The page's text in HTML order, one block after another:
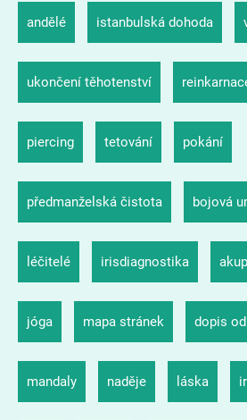
andělé istanbulská dohoda
ukončení těhotenství
piercing tetování pokání
předmanželská čistota bojová
léčitelé irisdiagnostika
jóga mapa stránek dopis
mandaly naděje láska